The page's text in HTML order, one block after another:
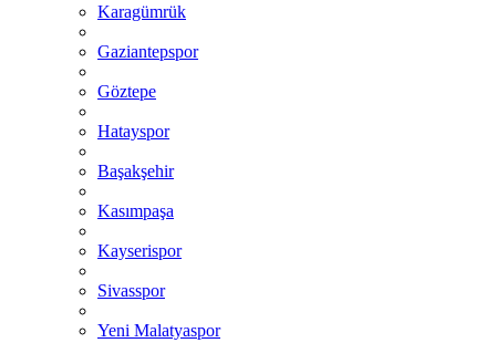
Karagümrük
Gaziantepspor
Göztepe
Hatayspor
Başakşehir
Kasımpaşa
Kayserispor
Sivasspor
Yeni Malatyaspor